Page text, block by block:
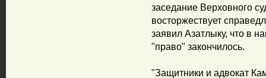
заседание Верховного
восторжествует
заявил Азатлыку, что в
"право" закончилось.
"Защитники и адвокат